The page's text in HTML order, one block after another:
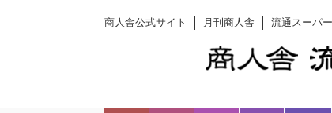
商人舎公式サイト 月刊商人舎 流通スーパ